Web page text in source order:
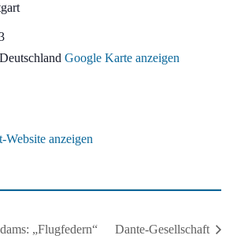
Deutschland Google Karte anzeigen
Website anzeigen
„Flugfedern“ Dante-Gesellschaft